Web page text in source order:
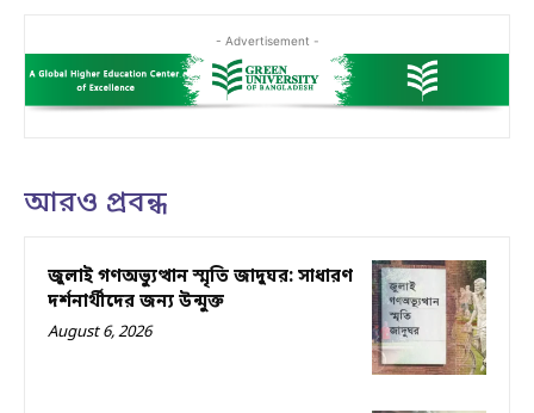
- Advertisement -
আরও প্রবন্ধ
জুলাই গণঅভ্যুত্থান স্মৃতি জাদুঘর: সাধারণ
দর্শনার্থীদের জন্য উন্মুক্ত
August 6, 2026